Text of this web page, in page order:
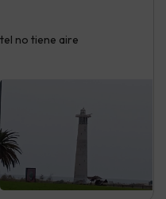
no tiene aire